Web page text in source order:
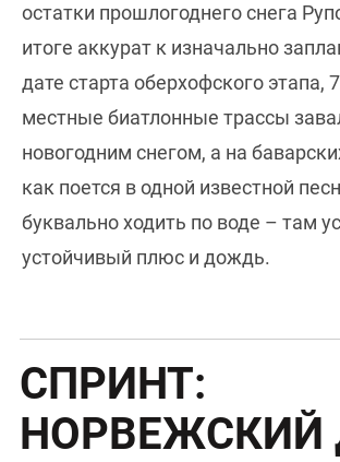
остатки прошлогоднего снега
итоге аккурат к изначально
дате старта оберхофского этапа,
местные биатлонные трассы
новогодним снегом, а на
как поется в одной известной
буквально ходить по воде – там
устойчивый плюс и дождь.
СПРИНТ:
НОРВЕЖСКИЙ